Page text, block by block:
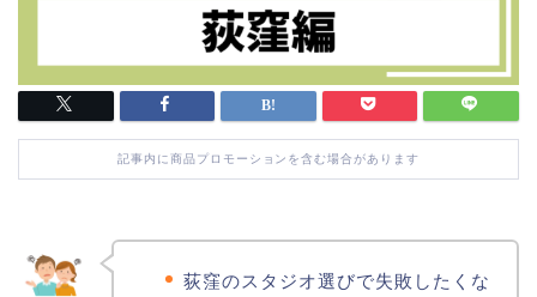
記事内に商品プロモーションを含む場合があります
荻窪のスタジオ選びで失敗したくな